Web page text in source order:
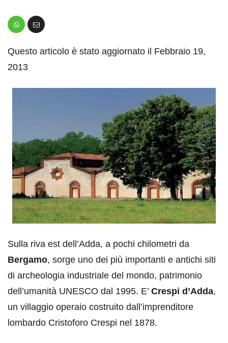
Questo articolo è stato aggiornato il Febbraio 19,
2013
Sulla riva est dell’Adda, a pochi chilometri da
Bergamo, sorge uno dei più importanti e antichi siti
di archeologia industriale del mondo, patrimonio
dell’umanità UNESCO dal 1995. E’ Crespi d’Adda,
un villaggio operaio costruito dall’imprenditore
lombardo Cristoforo Crespi nel 1878.